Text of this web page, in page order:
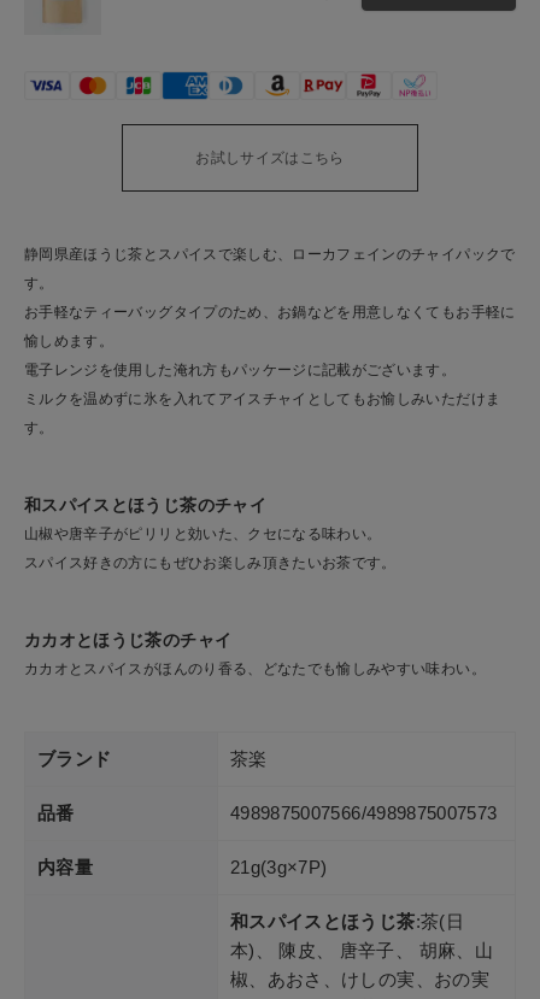
ショップリスト
お試しサイズはこちら
静岡県産ほうじ茶とスパイスで楽しむ、ローカフェインのチャイパックで
す。
お手軽なティーバッグタイプのため、お鍋などを用意しなくてもお手軽に
愉しめます。
電子レンジを使用した淹れ方もパッケージに記載がございます。
ミルクを温めずに氷を入れてアイスチャイとしてもお愉しみいただけま
す。
和スパイスとほうじ茶のチャイ
山椒や唐辛子がピリリと効いた、クセになる味わい。
スパイス好きの方にもぜひお楽しみ頂きたいお茶です。
カカオとほうじ茶のチャイ
カカオとスパイスがほんのり香る、どなたでも愉しみやすい味わい。
ブランド 茶楽
品番 4989875007566/4989875007573
内容量 21g(3g×7P)
和スパイスとほうじ茶:茶(日
本)、 陳皮、 唐辛子、 胡麻、山
椒、あおさ、けしの実、おの実